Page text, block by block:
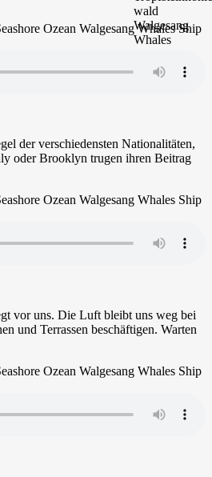
der verschiedensten Nationalitäten,
oder Brooklyn trugen ihren Beitrag
vor uns. Die Luft bleibt uns weg bei
und Terrassen beschäftigen. Warten